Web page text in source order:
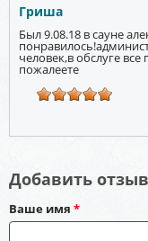
Гриша
Был 9.08.18 в сауне
человек,в обслуге
пожалеете
Добавить
Ваше имя *